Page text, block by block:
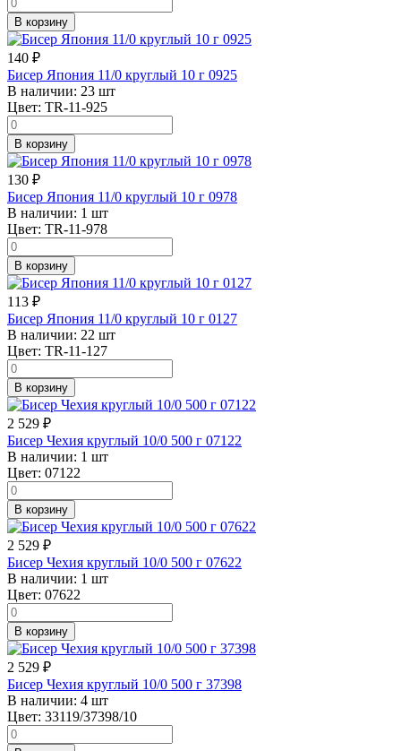
В корзину
140 ₽
Бисер Япония 11/0 круглый 10 г 0925
В наличии: 23 шт
Цвет: TR-11-925
В корзину
130 ₽
Бисер Япония 11/0 круглый 10 г 0978
В наличии: 1 шт
Цвет: TR-11-978
В корзину
113 ₽
Бисер Япония 11/0 круглый 10 г 0127
В наличии: 22 шт
Цвет: TR-11-127
В корзину
2 529 ₽
Бисер Чехия круглый 10/0 500 г 07122
В наличии: 1 шт
Цвет: 07122
В корзину
2 529 ₽
Бисер Чехия круглый 10/0 500 г 07622
В наличии: 1 шт
Цвет: 07622
В корзину
2 529 ₽
Бисер Чехия круглый 10/0 500 г 37398
В наличии: 4 шт
Цвет: 33119/37398/10